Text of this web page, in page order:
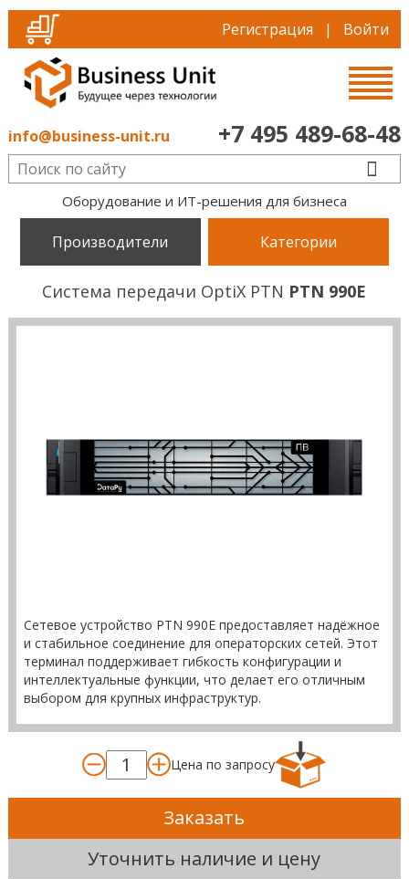
Регистрация | Войти
info@business-unit.ru +7 495 489-68-48
Оборудование и ИТ-решения для бизнеса
Производители Категории
Система передачи OptiX PTN PTN 990E
Сетевое устройство PTN 990E предоставляет надёжное
и стабильное соединение для операторских сетей. Этот
терминал поддерживает гибкость конфигурации и
интеллектуальные функции, что делает его отличным
выбором для крупных инфраструктур.
Цена по запросу
Заказать
Уточнить наличие и цену